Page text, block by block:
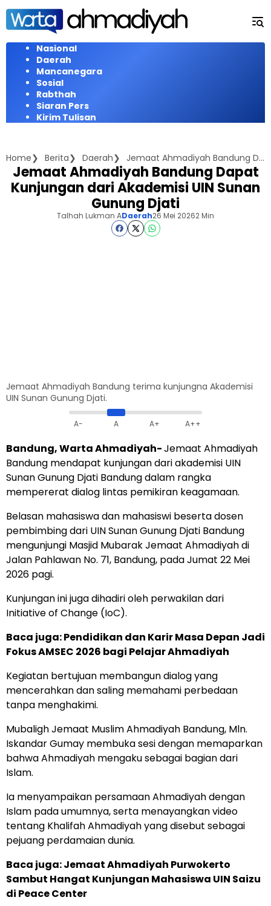
Langsung
konten
Nasional
Daerah
Mancanegara
Sosial
Rabthah
Siaran Pers
Kirim Tulisan
Home Berita Daerah Jemaat Ahmadiyah Bandung Dapat Kunjungan dari Akademisi UIN Sunan Gunung Djati
Jemaat Ahmadiyah Bandung Dapat
Kunjungan dari Akademisi UIN Sunan
Gunung Djati
Talhah Lukman ADaerah26 Mei 20262 Min
Jemaat Ahmadiyah Bandung terima kunjungna Akademisi
UIN Sunan Gunung Djati.
A- A A+ A++
Bandung, Warta Ahmadiyah-Jemaat Ahmadiyah
Bandung mendapat kunjungan dari akademisi UIN
Sunan Gunung Djati Bandung dalam rangka
mempererat dialog lintas pemikiran keagamaan.
Belasan mahasiswa dan mahasiswi beserta dosen
pembimbing dari UIN Sunan Gunung Djati Bandung
mengunjungi Masjid Mubarak Jemaat Ahmadiyah di
Jalan Pahlawan No. 71, Bandung, pada Jumat 22 Mei
2026 pagi.
Kunjungan ini juga dihadiri oleh perwakilan dari
Initiative of Change (IoC).
Baca juga: Pendidikan dan Karir Masa Depan Jadi
Fokus AMSEC 2026 bagi Pelajar Ahmadiyah
Kegiatan bertujuan membangun dialog yang
mencerahkan dan saling memahami perbedaan
tanpa menghakimi.
Mubaligh Jemaat Muslim Ahmadiyah Bandung, Mln.
Iskandar Gumay membuka sesi dengan memaparkan
bahwa Ahmadiyah mengaku sebagai bagian dari
Islam.
Ia menyampaikan persamaan Ahmadiyah dengan
Islam pada umumnya, serta menayangkan video
tentang Khalifah Ahmadiyah yang disebut sebagai
pejuang perdamaian dunia.
Baca juga:Jemaat Ahmadiyah Purwokerto
Sambut Hangat Kunjungan Mahasiswa UIN Saizu
di Peace Center